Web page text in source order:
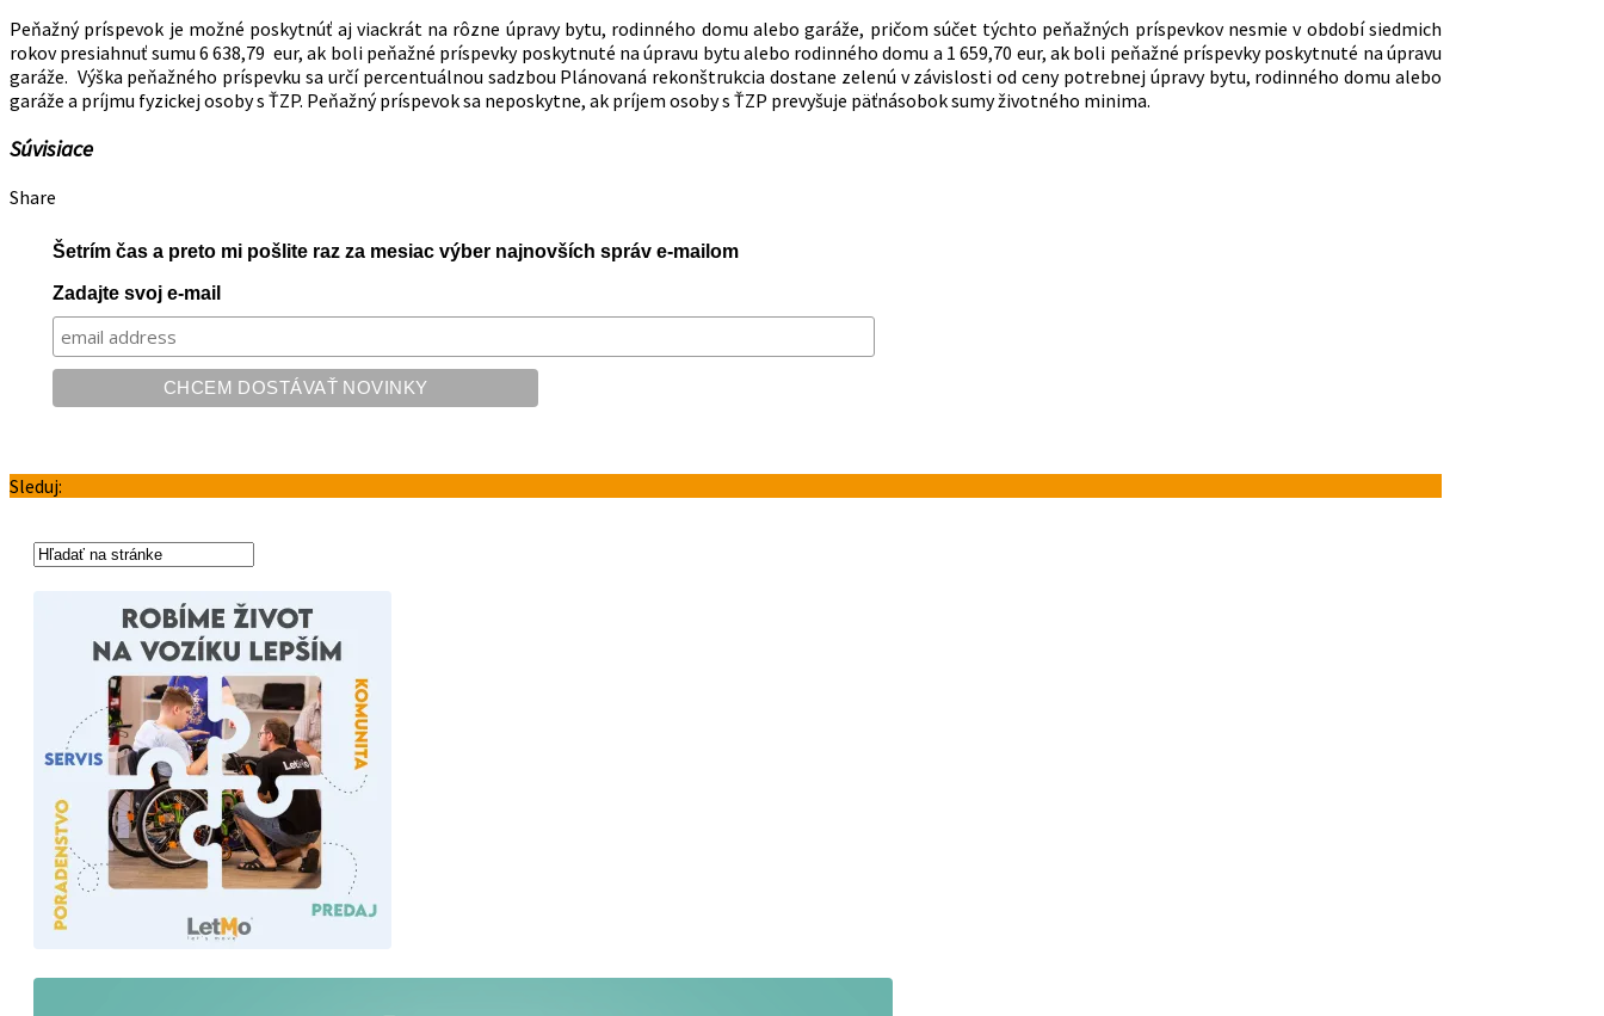
Peňažný príspevok je možné poskytnúť aj viackrát na rôzne úpravy bytu, rodinného domu alebo garáže, pričom súčet týchto peňažných príspevkov nesmie v období siedmich
rokov presiahnuť sumu 6 638,79 eur, ak boli peňažné príspevky poskytnuté na úpravu bytu alebo rodinného domu a 1 659,70 eur, ak boli peňažné príspevky poskytnuté na úpravu
garáže. Výška peňažného príspevku sa určí percentuálnou sadzbou Plánovaná rekonštrukcia dostane zelenú v závislosti od ceny potrebnej úpravy bytu, rodinného domu alebo
garáže a príjmu fyzickej osoby s ŤZP. Peňažný príspevok sa neposkytne, ak príjem osoby s ŤZP prevyšuje päťnásobok sumy životného minima.
Súvisiace
Share
Šetrím čas a preto mi pošlite raz za mesiac výber najnovších správ e-mailom
Zadajte svoj e-mail
Sleduj: